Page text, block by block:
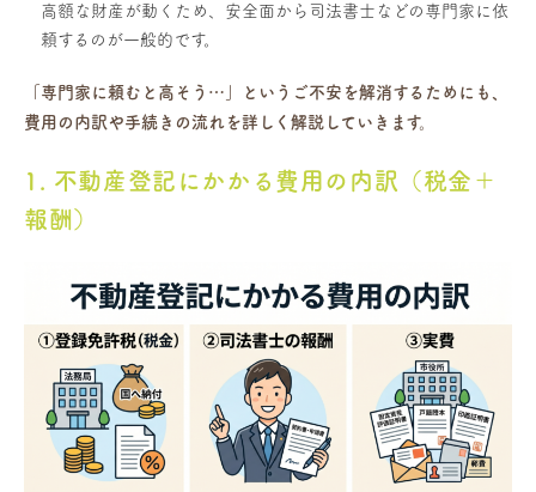
高額な財産が動くため、安全面から司法書士などの専門家に依
頼するのが一般的です。
「専門家に頼むと高そう…」というご不安を解消するためにも、
費用の内訳や手続きの流れを詳しく解説していきます。
1. 不動産登記にかかる費用の内訳（税金＋
報酬）